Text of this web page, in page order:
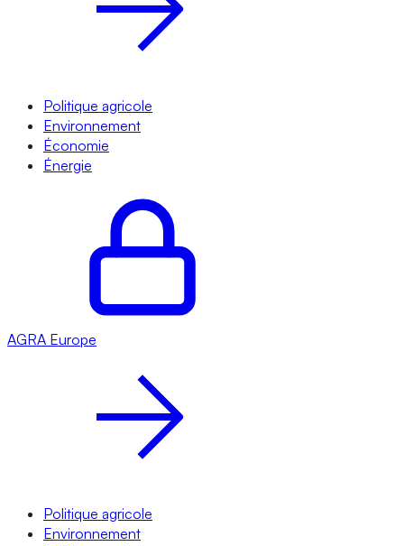
Politique agricole
Environnement
Économie
Énergie
AGRA Europe
Politique agricole
Environnement